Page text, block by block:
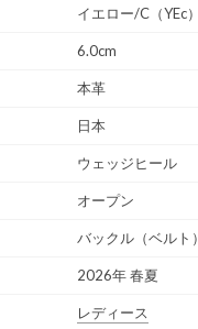
イエロー/C（YEc）
6.0cm
本革
日本
ウェッジヒール
オープン
バックル（ベルト）
2026年 春夏
レディース